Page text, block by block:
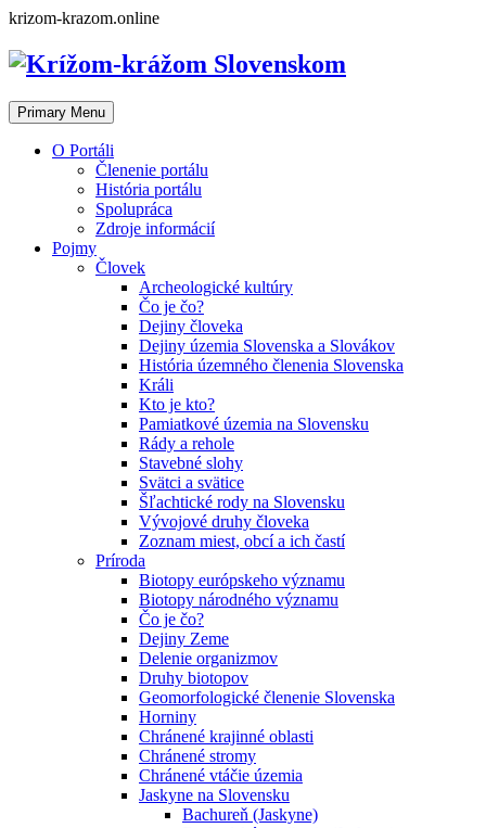
Skip
content
krizom-krazom.online
Primary Menu
O Portáli
Členenie portálu
História portálu
Spolupráca
Zdroje informácií
Pojmy
Človek
Archeologické kultúry
Čo je čo?
Dejiny človeka
Dejiny územia Slovenska a Slovákov
História územného členenia Slovenska
Králi
Kto je kto?
Pamiatkové územia na Slovensku
Rády a rehole
Stavebné slohy
Svätci a svätice
Šľachtické rody na Slovensku
Vývojové druhy človeka
Zoznam miest, obcí a ich častí
Príroda
Biotopy európskeho významu
Biotopy národného významu
Čo je čo?
Dejiny Zeme
Delenie organizmov
Druhy biotopov
Geomorfologické členenie Slovenska
Horniny
Chránené krajinné oblasti
Chránené stromy
Chránené vtáčie územia
Jaskyne na Slovensku
Bachureň (Jaskyne)